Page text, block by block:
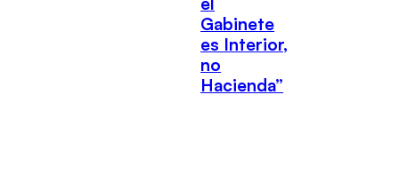
Gabinete
es Interior,
no
Hacienda”